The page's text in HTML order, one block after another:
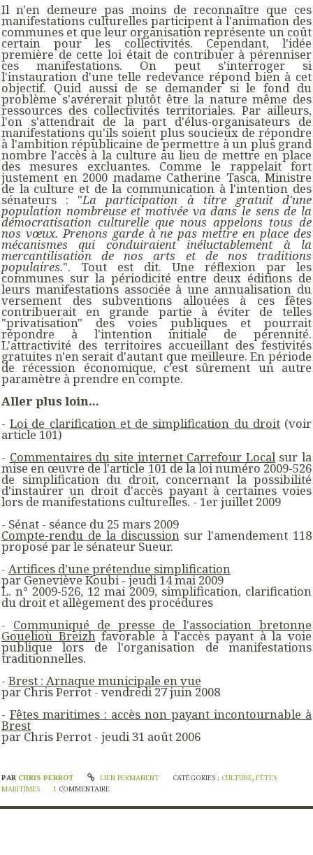
Il n'en demeure pas moins de reconnaître que ces
manifestations culturelles participent à l'animation des
communes et que leur organisation représente un coût
certain pour les collectivités. Cependant, l'idée
première de cette loi était de contribuer à pérenniser
ces manifestations. On peut s'interroger si
l'instauration d'une telle redevance répond bien à cet
objectif. Quid aussi de se demander si le fond du
problème s'avérerait plutôt être la nature même des
ressources des collectivités territoriales. Par ailleurs,
l'on s'attendrait de la part d'élus-organisateurs de
manifestations qu'ils soient plus soucieux de répondre
à l'ambition républicaine de permettre à un plus grand
nombre l'accès à la culture au lieu de mettre en place
des mesures excluantes. Comme le rappelait fort
justement en 2000 madame Catherine Tasca, Ministre
de la culture et de la communication à l'intention des
sénateurs : "La participation à titre gratuit d'une
population nombreuse et motivée va dans le sens de la
démocratisation culturelle que nous appelons tous de
nos vœux. Prenons garde à ne pas mettre en place des
mécanismes qui conduiraient inéluctablement à la
mercantilisation de nos arts et de nos traditions
populaires.". Tout est dit. Une réflexion par les
communes sur la périodicité entre deux éditions de
leurs manifestations associée à une annualisation du
versement des subventions allouées à ces fêtes
contribuerait en grande partie à éviter de telles
"privatisation" des voies publiques et pourrait
répondre à l'intention initiale de pérennité.
L'attractivité des territoires accueillant des festivités
gratuites n'en serait d'autant que meilleure. En période
de récession économique, c'est sûrement un autre
paramètre à prendre en compte.
Aller plus loin...
-Loi de clarification et de simplification du droit(voir
article 101)
- Commentaires du site internet Carrefour Localsur la
mise en œuvre de l'article 101 de la loi numéro 2009-526
de simplification du droit, concernant la possibilité
d'instaurer un droit d'accès payant à certaines voies
lors de manifestations culturelles. - 1er juillet 2009
- Sénat - séance du 25 mars 2009
Compte-rendu de la discussionsur l'amendement 118
proposé par le sénateur Sueur.
- Artifices d’une prétendue simplification
par Geneviève Koubi - jeudi 14 mai 2009
L. n° 2009-526, 12 mai 2009, simplification, clarification
du droit et allègement des procédures
- Communiqué de presse de l'association bretonne
Gouelioù Breizhfavorable à l'accès payant à la voie
publique lors de l'organisation de manifestations
traditionnelles.
- Brest : Arnaque municipale en vue
par Chris Perrot - vendredi 27 juin 2008
- Fêtes maritimes : accès non payant incontournable à
Brest
par Chris Perrot - jeudi 31 août 2006
PAR CHRIS PERROT LIEN PERMANENT CATÉGORIES : CULTURE,FÊTES
MARITIMES
1 COMMENTAIRE